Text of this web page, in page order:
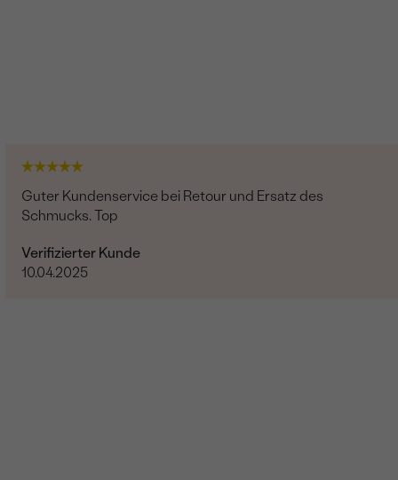
Guter Kundenservice bei Retour und Ersatz des
Schmucks. Top
Verifizierter Kunde
10.04.2025